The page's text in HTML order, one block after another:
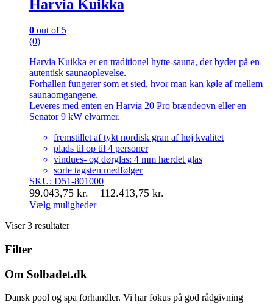
på
varesiden
Harvia Kuikka
0 out of 5
(0)
Harvia Kuikka er en traditionel hytte-sauna, der byder på en
autentisk saunaoplevelse.
Forhallen fungerer som et sted, hvor man kan køle af mellem
saunaomgangene.
Leveres med enten en Harvia 20 Pro brændeovn eller en
Senator 9 kW elvarmer.
fremstillet af tykt nordisk gran af høj kvalitet
plads til op til 4 personer
vindues- og dørglas: 4 mm hærdet glas
sorte tagsten medfølger
SKU: D51-801000
99.043,75 kr. – 112.413,75 kr.
Vælg muligheder
vare
flere
Mulighederne
kan
vælges
på
Viser 3 resultater
Filter
Om Solbadet.dk
Dansk pool og spa forhandler. Vi har fokus på god rådgivning